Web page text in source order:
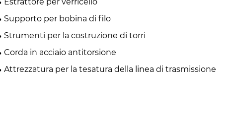
Supporto per bobina di filo
Strumenti per la costruzione di torri
Corda in acciaio antitorsione
Attrezzatura per la tesatura della linea di trasmissione